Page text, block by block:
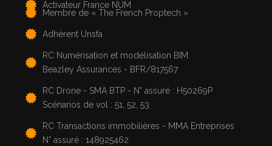
Activateur France NUM
Membre de « The French Proptech »
Adhérent Unsfa
RC Numérisation et modélisation BIM
Beazley Assurances - BFR/817567
RC Drone - SMA BTP - N° assuré : H50269P
Scénarios de vol : 51, 52, 53
RC Transactions immobilières - MMA Entreprises
N° assuré : 148925462